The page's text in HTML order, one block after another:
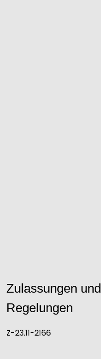
Zulassungen und
Regelungen
Z-23.11-2166